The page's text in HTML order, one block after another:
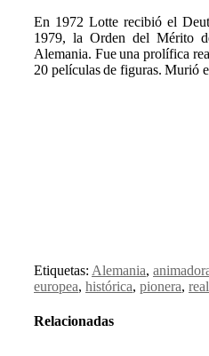
En 1972 Lotte recibió el
1979, la Orden del Mérito
Alemania. Fue una prolífica
20 películas de figuras. Murió
Etiquetas: Alemania,
europea, histórica, pionera,
Relacionadas